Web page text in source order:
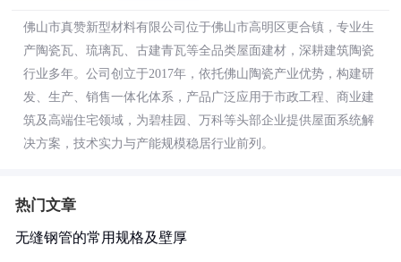
佛山市真赞新型材料有限公司位于佛山市高明区更合镇，专业生
产陶瓷瓦、琉璃瓦、古建青瓦等全品类屋面建材，深耕建筑陶瓷
行业多年。公司创立于2017年，依托佛山陶瓷产业优势，构建研
发、生产、销售一体化体系，产品广泛应用于市政工程、商业建
筑及高端住宅领域，为碧桂园、万科等头部企业提供屋面系统解
决方案，技术实力与产能规模稳居行业前列。
热门文章
无缝钢管的常用规格及壁厚